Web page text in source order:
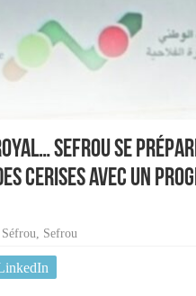
Sefrou se
Cerises avec un
Séfrou, Sefrou